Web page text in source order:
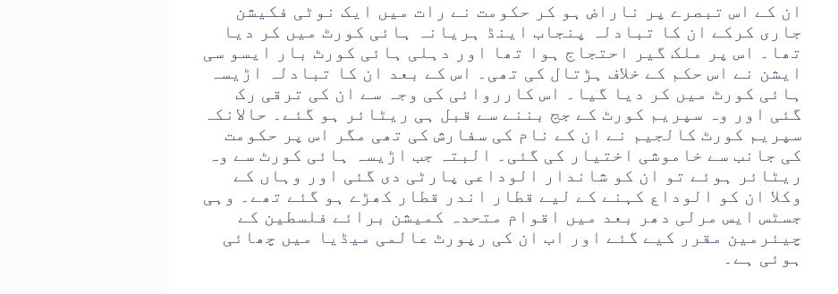
ان کے اس تبصرے پر ناراض ہو کر حکومت نے رات میں ایک نوٹی فکیشن
جاری کرکے ان کا تبادلہ پنجاب اینڈ ہریانہ ہائی کورٹ میں کر دیا
تھا۔ اس پر ملک گیر احتجاج ہوا تھا اور دہلی ہائی کورٹ بار ایسو سی
ایشن نے اس حکم کے خلاف ہڑتال کی تھی۔ اس کے بعد ان کا تبادلہ اڑیسہ
ہائی کورٹ میں کر دیا گیا۔ اس کارروائی کی وجہ سے ان کی ترقی رک
گئی اور وہ سپریم کورٹ کے جج بننے سے قبل ہی ریٹائر ہو گئے۔ حالانکہ
سپریم کورٹ کالجیم نے ان کے نام کی سفارش کی تھی مگر اس پر حکومت
کی جانب سے خاموشی اختیار کی گئی۔ البتہ جب اڑیسہ ہائی کورٹ سے وہ
ریٹائر ہوئے تو ان کو شاندار الوداعی پارٹی دی گئی اور وہاں کے
وکلا ان کو الوداع کہنے کے لیے قطار اندر قطار کھڑے ہو گئے تھے۔ وہی
جسٹس ایس مرلی دھر بعد میں اقوام متحدہ کمیشن برائے فلسطین کے
چیئرمین مقرر کیے گئے اور اب ان کی رپورٹ عالمی میڈیا میں چھائی
ہوئی ہے۔